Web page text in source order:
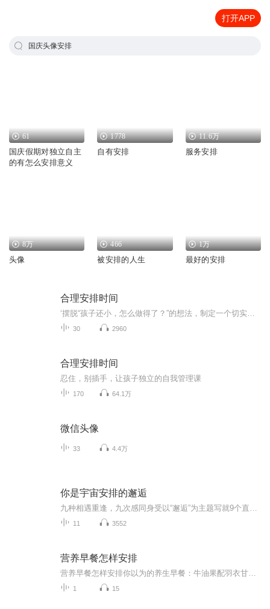
打开APP
国庆头像安排
61
国庆假期对独立自主
的有怎么安排意义
1778
自有安排
11.6万
服务安排
8万
头像
466
被安排的人生
1万
最好的安排
合理安排时间
30 2960
合理安排时间
忍住，别插手，让孩子独立的自我管理课
170 64.1万
微信头像
33 4.4万
你是宇宙安排的邂逅
11 3552
营养早餐怎样安排
1 15